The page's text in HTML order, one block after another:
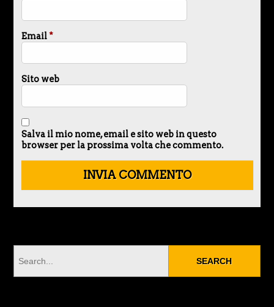
Email*
Sito web
Salva il mio nome, email e sito web in questo
browser per la prossima volta che commento.